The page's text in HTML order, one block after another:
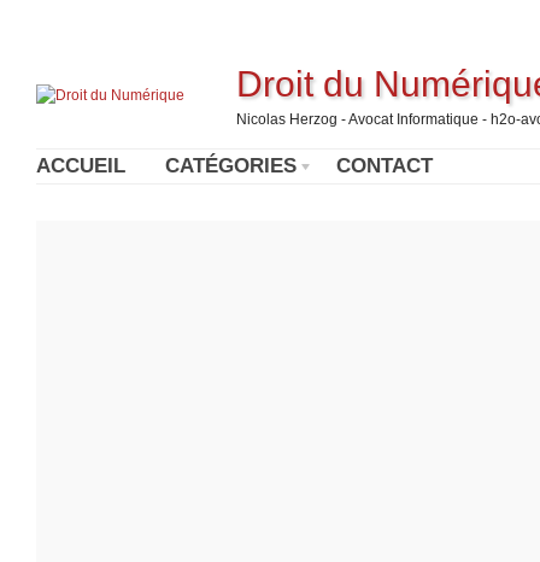
Droit du
Nicolas Herzog - Avocat Informatique - h2o-
ACCUEIL CATÉGORIES CONTACT